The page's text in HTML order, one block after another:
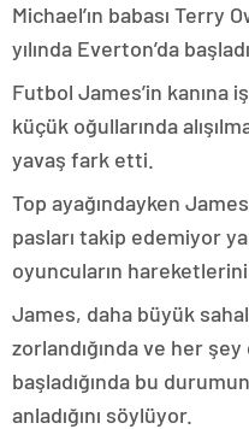
Michael’ın babası Terry
yılında Everton’da başladı.
Futbol James’in kanına
küçük oğullarında
yavaş fark etti.
Top ayağındayken
pasları takip edemiyor
oyuncuların hareketlerini
James, daha büyük
zorlandığında ve her şey
başladığında bu
anladığını söylüyor.